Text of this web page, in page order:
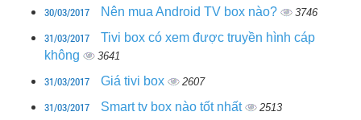
30/03/2017 Nên mua Android TV box nào? 3746
31/03/2017
Tivi box có xem được truyền hình cáp
không
3641
31/03/2017 Giá tivi box 2607
31/03/2017 Smart tv box nào tốt nhất 2513